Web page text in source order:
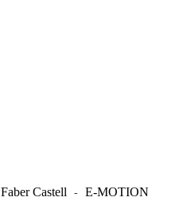
Faber Castell - E-MOTION